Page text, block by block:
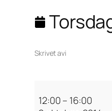
Skrivet avi
o12:00– 16:00